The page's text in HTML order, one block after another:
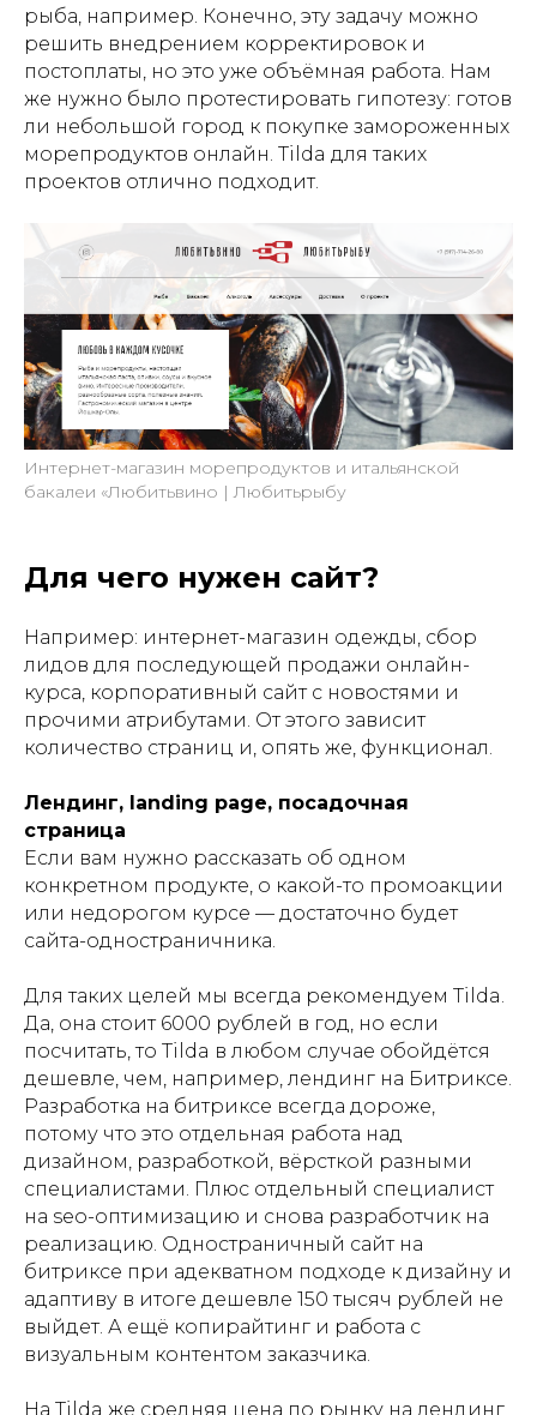
рыба, например. Конечно, эту задачу можно
решить внедрением корректировок и
постоплаты, но это уже объёмная работа. Нам
же нужно было протестировать гипотезу: готов
ли небольшой город к покупке замороженных
морепродуктов онлайн. Tilda для таких
проектов отлично подходит.
Интернет-магазин морепродуктов и итальянской
бакалеи «Любитьвино | Любитьрыбу
Для чего нужен сайт?
Например: интернет-магазин одежды, сбор
лидов для последующей продажи онлайн-
курса, корпоративный сайт с новостями и
прочими атрибутами. От этого зависит
количество страниц и, опять же, функционал.
Лендинг, landing page, посадочная
страница
Если вам нужно рассказать об одном
конкретном продукте, о какой-то промоакции
или недорогом курсе — достаточно будет
сайта-одностраничника.
Для таких целей мы всегда рекомендуем Tilda.
Да, она стоит 6000 рублей в год, но если
посчитать, то Tilda в любом случае обойдётся
дешевле, чем, например, лендинг на Битриксе.
Разработка на битриксе всегда дороже,
потому что это отдельная работа над
дизайном, разработкой, вёрсткой разными
специалистами. Плюс отдельный специалист
на seo-оптимизацию и снова разработчик на
реализацию. Одностраничный сайт на
битриксе при адекватном подходе к дизайну и
адаптиву в итоге дешевле 150 тысяч рублей не
выйдет. А ещё копирайтинг и работа с
визуальным контентом заказчика.
На Tilda же средняя цена по рынку на лендинг